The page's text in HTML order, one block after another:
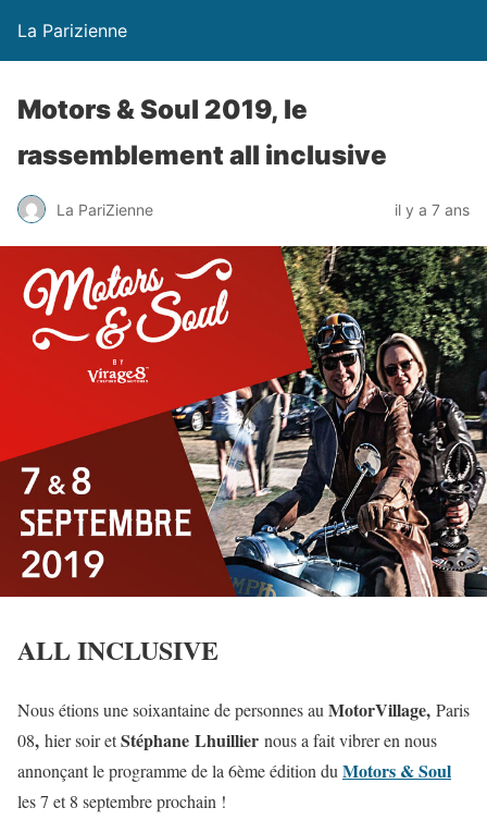
La Parizienne
Motors & Soul 2019, le
rassemblement all inclusive
La PariZienne il y a 7 ans
ALL INCLUSIVE
Nous étions une soixantaine de personnes au MotorVillage, Paris
08, hier soir etStéphane Lhuillier nous a fait vibrer en nous
annonçant le programme de la 6ème édition du Motors & Soul
les 7 et 8 septembre prochain !